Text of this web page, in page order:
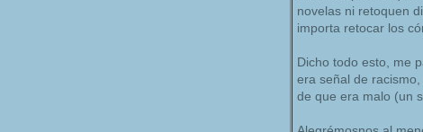
novelas ni retoquen
importa retocar los
Dicho todo esto, me
era señal de
de que era malo (un